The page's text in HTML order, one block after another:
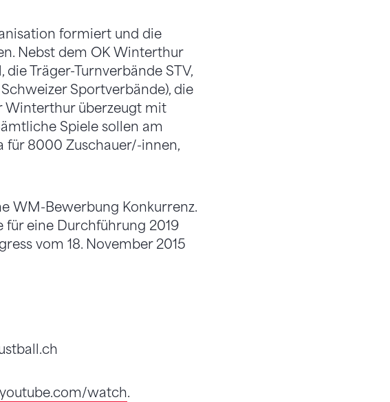
formiert und die
Nebst dem OK Winterthur
Träger-Turnverbände STV,
Sportverbände), die
Winterthur überzeugt mit
Spiele sollen am
für 8000 Zuschauer/-innen,
WM-Bewerbung Konkurrenz.
für eine Durchführung 2019
vom 18. November 2015
watch.